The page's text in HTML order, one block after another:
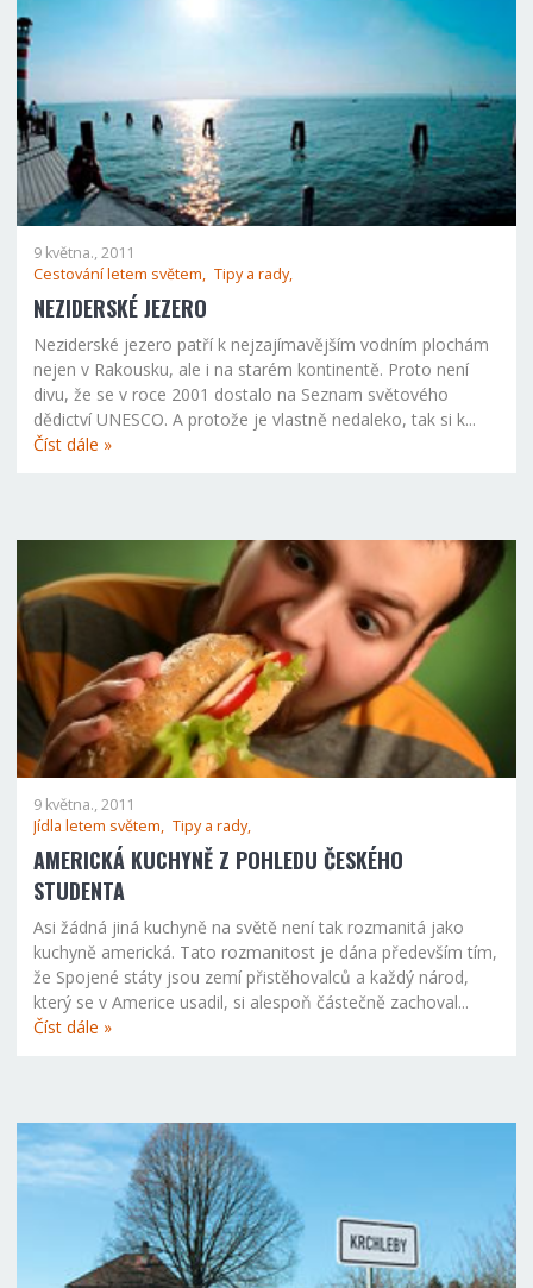
9 května., 2011
Cestování letem světem, Tipy a rady,
NEZIDERSKÉ JEZERO
Neziderské jezero patří k nejzajímavějším vodním plochám
nejen v Rakousku, ale i na starém kontinentě. Proto není
divu, že se v roce 2001 dostalo na Seznam světového
dědictví UNESCO. A protože je vlastně nedaleko, tak si k...
Číst dále »
9 května., 2011
Jídla letem světem, Tipy a rady,
AMERICKÁ KUCHYNĚ Z POHLEDU ČESKÉHO
STUDENTA
Asi žádná jiná kuchyně na světě není tak rozmanitá jako
kuchyně americká. Tato rozmanitost je dána především tím,
že Spojené státy jsou zemí přistěhovalců a každý národ,
který se v Americe usadil, si alespoň částečně zachoval...
Číst dále »